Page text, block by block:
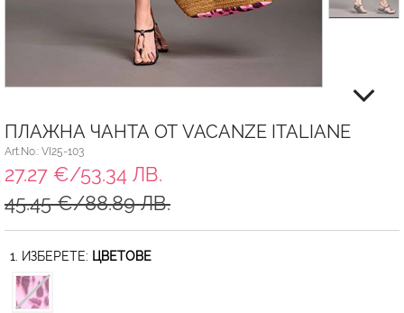
ПЛАЖНА ЧАНТА ОТ VACANZE ITALIANE
Art.No.: VI25-103
27.27 €/53.34 ЛВ.
45.45 €/88.89 ЛВ.
1. ИЗБЕРЕТЕ: ЦВЕТОВЕ